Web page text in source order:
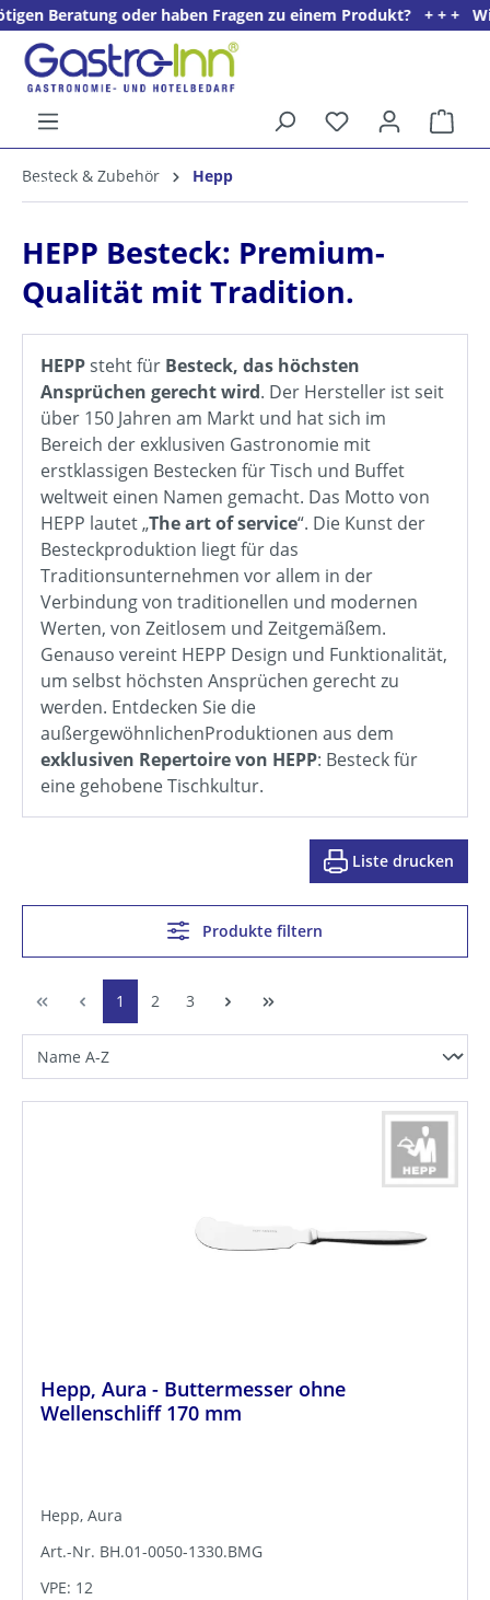
springen
oder haben Fragen zu einem Produkt? + + + Wir
Willkommens­rabatt**
Besteck & Zubehör Hepp
HEPP Besteck: Premium-
Qualität mit Tradition.
HEPPsteht für Besteck, das höchsten
Ansprüchen gerecht wird. Der Hersteller ist seit
über 150 Jahren am Markt und hat sich im
Bereich der exklusiven Gastronomie mit
erstklassigen Bestecken für Tisch und Buffet
weltweit einen Namen gemacht. Das Motto von
HEPP lautet „The art of service“. Die Kunst der
Besteckproduktion liegt für das
Traditionsunternehmen vor allem in der
Verbindung von traditionellen und modernen
Werten, von Zeitlosem und Zeitgemäßem.
Genauso vereint HEPP Design und Funktionalität,
um selbst höchsten Ansprüchen gerecht zu
werden. Entdecken Sie die
außergewöhnlichenProduktionen aus dem
exklusiven Repertoire von HEPP: Besteck für
eine gehobene Tischkultur.
Liste drucken
Produkte filtern
1 2 3
Hepp, Aura - Buttermesser ohne
Wellenschliff 170 mm
Hepp, Aura
Art.-Nr. BH.01-0050-1330.BMG
VPE: 12